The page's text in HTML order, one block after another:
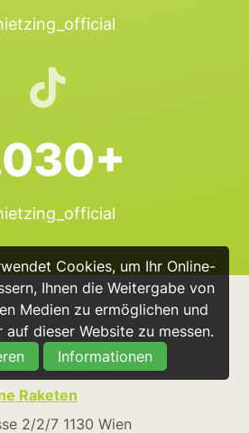
Cookies, um Ihr Online-
Ihnen die Weitergabe von
Medien zu ermöglichen und
dieser Website zu messen.
Informationen
Raketen
2/2/7 1130 Wien